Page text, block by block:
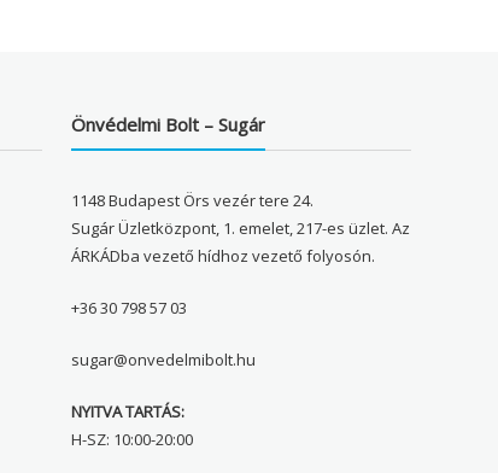
Önvédelmi Bolt – Sugár
1148 Budapest Örs vezér tere 24.
Sugár Üzletközpont, 1. emelet, 217-es üzlet. Az
ÁRKÁDba vezető hídhoz vezető folyosón.
+36 30 798 57 03
sugar@onvedelmibolt.hu
NYITVA TARTÁS:
H-SZ: 10:00-20:00